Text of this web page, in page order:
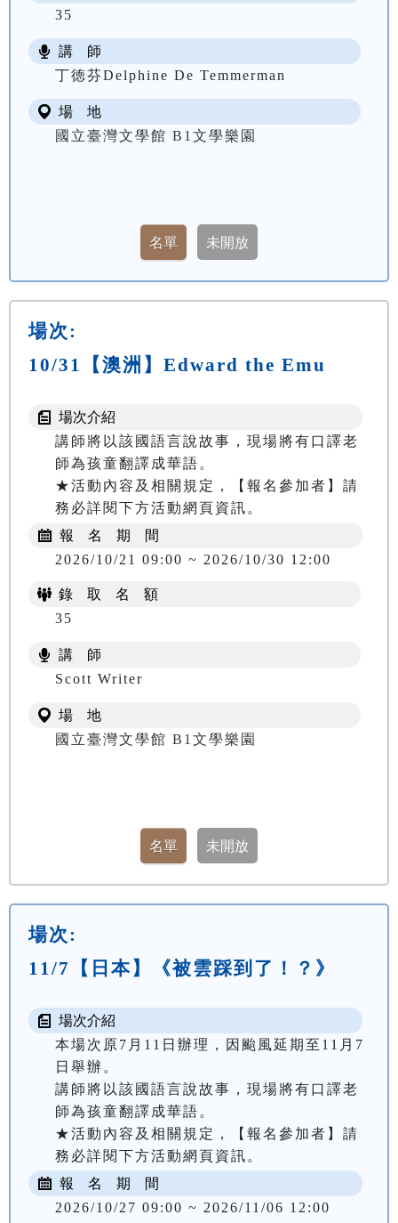
35
講 師
丁徳芬Delphine De Temmerman
場 地
國立臺灣文學館 B1文學樂園
場次:
10/31【澳洲】Edward the Emu
場次介紹
講師將以該國語言說故事，現場將有口譯老
師為孩童翻譯成華語。
★活動內容及相關規定，【報名參加者】請
務必詳閱下方活動網頁資訊。
報 名 期 間
2026/10/21 09:00 ~ 2026/10/30 12:00
錄 取 名 額
35
講 師
Scott Writer
場 地
國立臺灣文學館 B1文學樂園
場次:
11/7【日本】《被雲踩到了！？》
場次介紹
本場次原7月11日辦理，因颱風延期至11月7
日舉辦。
講師將以該國語言說故事，現場將有口譯老
師為孩童翻譯成華語。
★活動內容及相關規定，【報名參加者】請
務必詳閱下方活動網頁資訊。
報 名 期 間
2026/10/27 09:00 ~ 2026/11/06 12:00